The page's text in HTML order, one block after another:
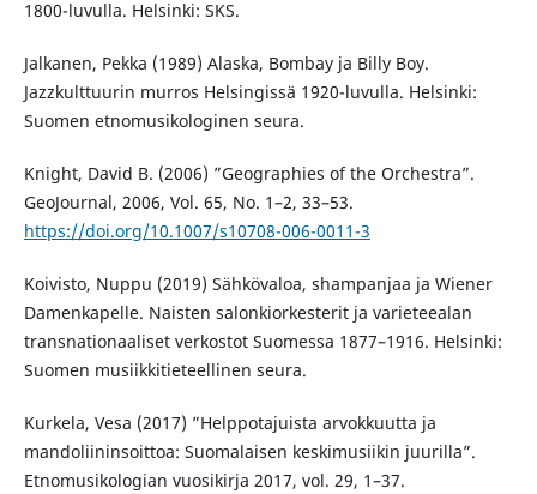
1800-luvulla. Helsinki: SKS.
Jalkanen, Pekka (1989) Alaska, Bombay ja Billy Boy.
Jazzkulttuurin murros Helsingissä 1920-luvulla. Helsinki:
Suomen etnomusikologinen seura.
Knight, David B. (2006) ”Geographies of the Orchestra”.
GeoJournal, 2006, Vol. 65, No. 1–2, 33–53.
https://doi.org/10.1007/s10708-006-0011-3
Koivisto, Nuppu (2019) Sähkövaloa, shampanjaa ja Wiener
Damenkapelle. Naisten salonkiorkesterit ja varieteealan
transnationaaliset verkostot Suomessa 1877–1916. Helsinki:
Suomen musiikkitieteellinen seura.
Kurkela, Vesa (2017) ”Helppotajuista arvokkuutta ja
mandoliininsoittoa: Suomalaisen keskimusiikin juurilla”.
Etnomusikologian vuosikirja 2017, vol. 29, 1–37.